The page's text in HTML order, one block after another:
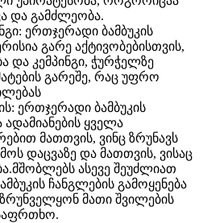
და გამძლეობა.
ერთჯერადი ბამბუკის
გარე აქტივობებისთვის,
და კემპინგი, ჭურჭელზე
გარეშე, რაც უფრო
ერთჯერადი ბამბუკის
ადამიანების ყველა
მათთვის, ვინც ზრუნავს
დაცვაზე და მათთვის, ვისაც
ასევე შეუძლიათ
ჩანგლების გამოყენება
მათი შვილების